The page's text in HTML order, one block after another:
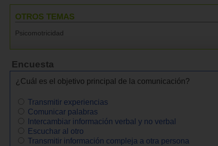
OTROS TEMAS
Psicomotricidad
Encuesta
¿Cuál es el objetivo principal de la comunicación?
Transmitir experiencias
Comunicar palabras
Intercambiar información verbal y no verbal
Escuchar al otro
Transmitir información compleja a otra persona